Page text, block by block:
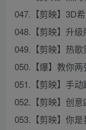
047.【剪映】3D
048.【剪映】升
049.【剪映】热
050.【爆】教你
051.【剪映】手
052.【剪映】创
053.【剪映】你